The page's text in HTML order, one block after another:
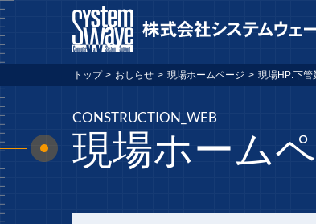
トップ > おしらせ > 現場ホームページ > 現場HP:下
CONSTRUCTION_WEB
現場ホーム